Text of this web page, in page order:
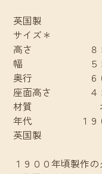
英国製
サイズ＊
高さ ８５
幅 ５５０
奥行 ６０
座面高さ ４５
材質 オー
年代 １９０
英国製
１９００年頃製作